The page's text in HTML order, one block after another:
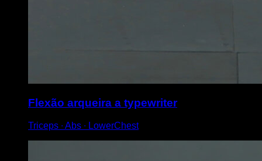
Flexão arqueira a typewriter
Triceps ∙ Abs ∙ LowerChest